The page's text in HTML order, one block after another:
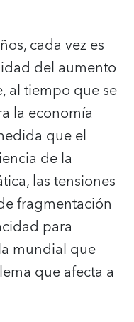
cada vez es
del aumento
al tiempo que se
la economía
que el
de la
las tensiones
fragmentación
para
mundial que
que afecta a